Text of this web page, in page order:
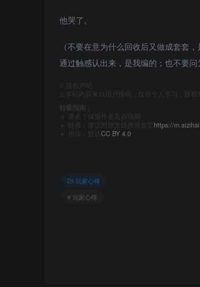
他哭了。
（不要在意为什么回收后又做成套套
通过触感认出来，是我编的；也不要
版权声明
⚠️本站内容来自用户投稿，仅供个人学习，版权
转载指南：
🔹 署名：保留作者及
自嗨网
🔹 链接：建议附原文链接或首页 https://
🔹 协议：默认 CC BY 4.0
玩家心得
# 玩家心得